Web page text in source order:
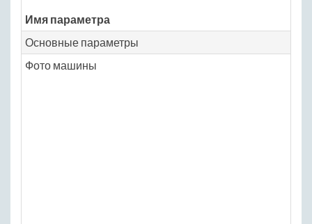
Имя параметра
Основные параметры
Фото машины